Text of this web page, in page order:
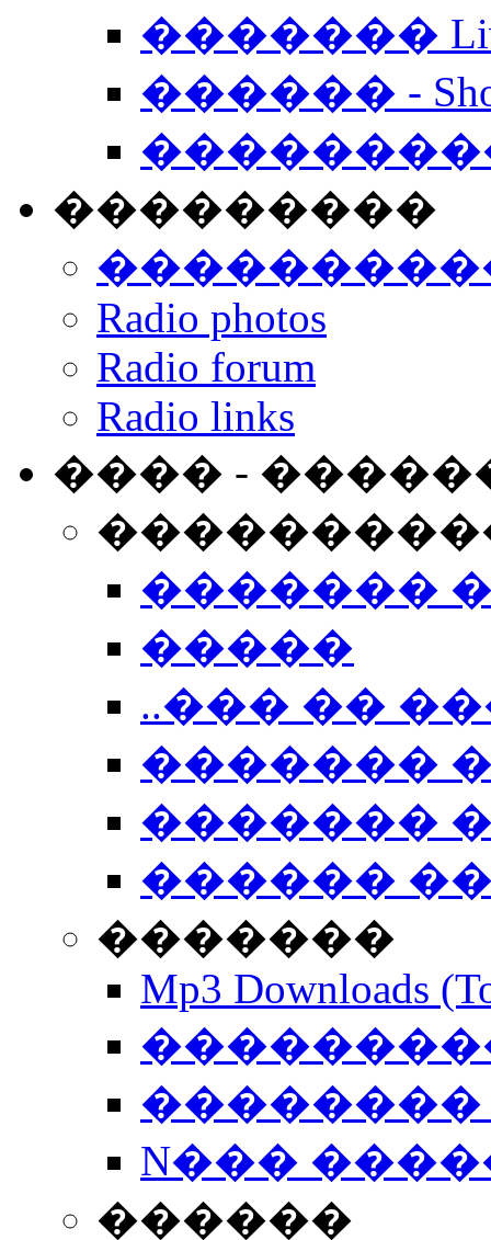
�������
������ -
���������
Radio photos
Radio forum
Radio links
���� -
�������
�����
..��� ��
�������
�������
������
�������
Mp3 Downloads
��������
N���
������